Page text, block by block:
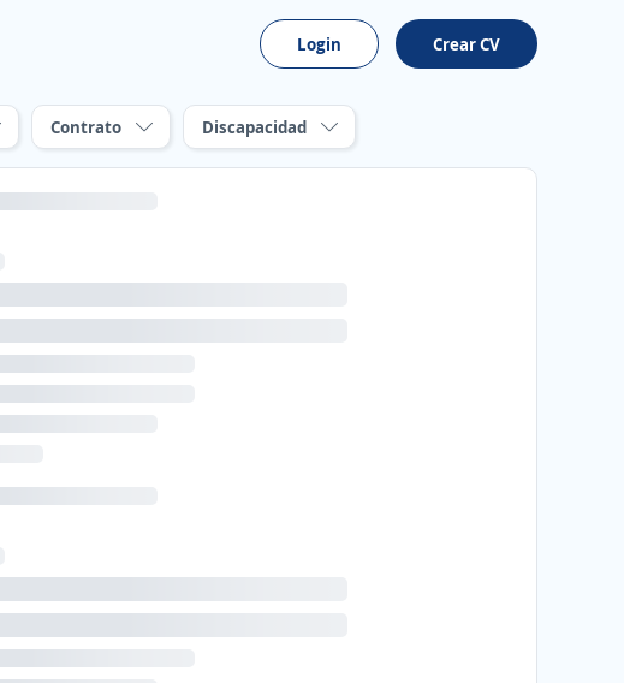
Login Crear CV
Contrato Discapacidad